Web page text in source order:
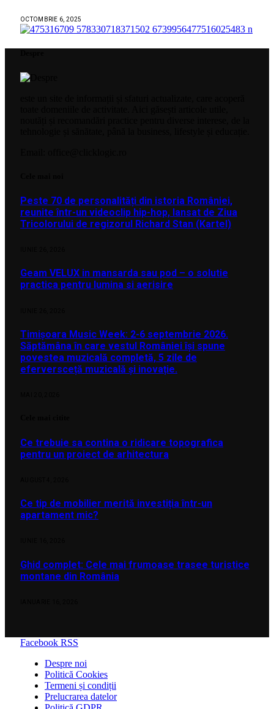
OCTOMBRIE 6, 2025
Peste 70 de personalități din istoria României,
reunite într-un videoclip hip-hop, lansat de Ziua
Tricolorului de regizorul Richard Stan (Kartel)
Geam VELUX in mansarda sau pod – o solutie
practica pentru lumina si aerisire
Timișoara Music Week: 2-6 septembrie 2026.
Săptămâna în care vestul României își spune
povestea muzicală completă, 5 zile de
eferversceță muzicală și inovație.
Ce trebuie sa contina o ridicare topografica
pentru un proiect de arhitectura
Ce tip de mobilier merită investiția într-un
apartament mic?
Ghid complet: Cele mai frumoase trasee turistice
montane din România
Facebook RSS
Despre noi
Politică Cookies
Termeni și condiții
Prelucrarea datelor